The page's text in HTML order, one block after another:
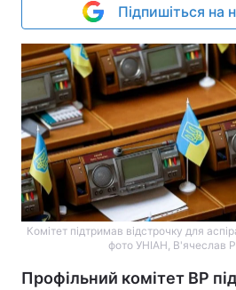
Підпишіться на
Комітет підтримав відстрочку для
фото УНІАН, В'ячеслав
Профільний комітет ВР